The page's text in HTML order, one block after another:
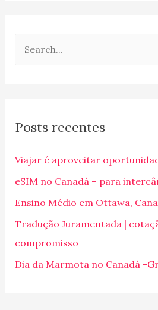
u
s
a
r
p
o
r
Posts recentes
Viajar é aproveitar
eSIM no Canadá – para
Ensino Médio em Ottawa,
Tradução Juramentada |
compromisso
Dia da Marmota no Canadá -